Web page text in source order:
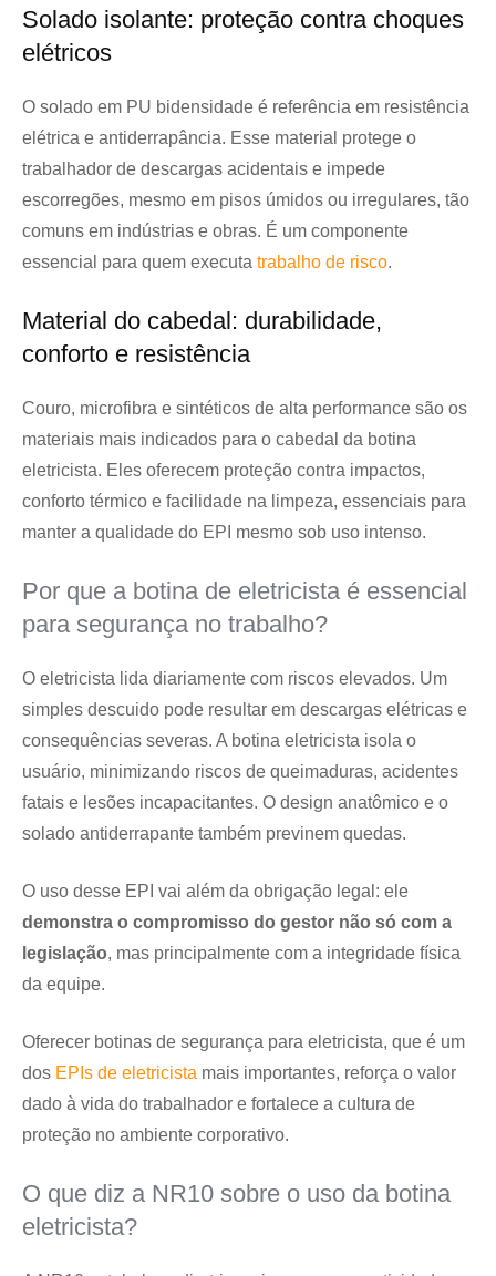
Solado isolante: proteção contra choques
elétricos
O solado em PU bidensidade é referência em resistência
elétrica e antiderrapância. Esse material protege o
trabalhador de descargas acidentais e impede
escorregões, mesmo em pisos úmidos ou irregulares, tão
comuns em indústrias e obras. É um componente
essencial para quem executa trabalho de risco.
Material do cabedal: durabilidade,
conforto e resistência
Couro, microfibra e sintéticos de alta performance são os
materiais mais indicados para o cabedal da botina
eletricista. Eles oferecem proteção contra impactos,
conforto térmico e facilidade na limpeza, essenciais para
manter a qualidade do EPI mesmo sob uso intenso.
Por que a botina de eletricista é essencial
para segurança no trabalho?
O eletricista lida diariamente com riscos elevados. Um
simples descuido pode resultar em descargas elétricas e
consequências severas. A botina eletricista isola o
usuário, minimizando riscos de queimaduras, acidentes
fatais e lesões incapacitantes. O design anatômico e o
solado antiderrapante também previnem quedas.
O uso desse EPI vai além da obrigação legal: ele
demonstra o compromisso do gestor não só com a
legislação, mas principalmente com a integridade física
da equipe.
Oferecer botinas de segurança para eletricista, que é um
dos EPIs de eletricista mais importantes, reforça o valor
dado à vida do trabalhador e fortalece a cultura de
proteção no ambiente corporativo.
O que diz a NR10 sobre o uso da botina
eletricista?